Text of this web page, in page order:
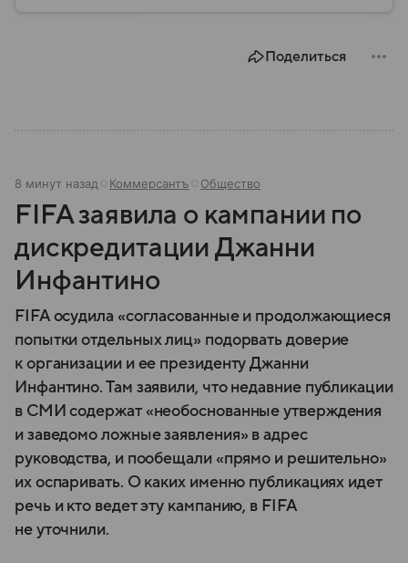
Поделиться
8 минут назад Коммерсантъ Общество
FIFA заявила о кампании по
дискредитации Джанни
Инфантино
FIFA осудила «согласованные и продолжающиеся
попытки отдельных лиц» подорвать доверие
к организации и ее президенту Джанни
Инфантино. Там заявили, что недавние публикации
в СМИ содержат «необоснованные утверждения
и заведомо ложные заявления» в адрес
руководства, и пообещали «прямо и решительно»
их оспаривать. О каких именно публикациях идет
речь и кто ведет эту кампанию, в FIFA
не уточнили.